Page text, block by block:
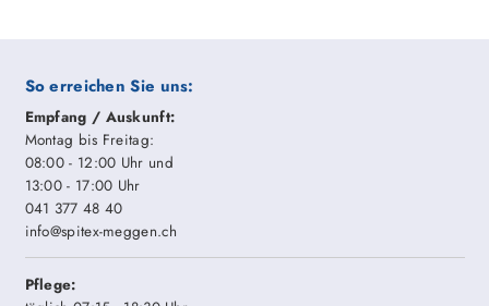
So erreichen Sie uns:
Empfang / Auskunft:
Montag bis Freitag:
08:00 - 12:00 Uhr und
13:00 - 17:00 Uhr
041 377 48 40
info@spitex-meggen.ch
Pflege: